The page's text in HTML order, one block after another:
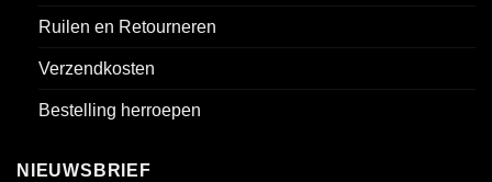
Ruilen en Retourneren
Verzendkosten
Bestelling herroepen
NIEUWSBRIEF